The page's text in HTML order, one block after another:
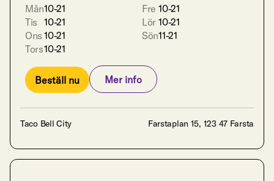
Mån
Tis
Ons
Tors
10-21
10-21
10-21
Fre
Lör
Sön
10-21
10-21
11-21
Beställ nu
Beställ nu
Mer info
Mer info
Taco Bell City Farstaplan 15, 123 47 Farsta